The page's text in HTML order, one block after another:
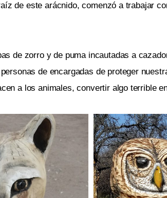
de este arácnido, comenzó a trabajar
de zorro y de puma incautadas a
de encargadas de proteger
a los animales, convertir algo terrible